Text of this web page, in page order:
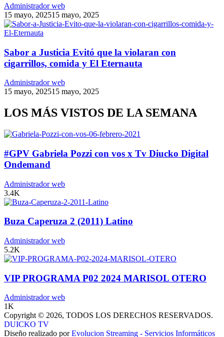
Administrador web
15 mayo, 202515 mayo, 2025
Sabor a Justicia Evitó que la violaran con
cigarrillos, comida y El Eternauta
Administrador web
15 mayo, 202515 mayo, 2025
LOS MÁS VISTOS DE LA SEMANA
#GPV Gabriela Pozzi con vos x Tv Diucko Digital
Ondemand
Administrador web
3.4K
Buza Caperuza 2 (2011) Latino
Administrador web
5.2K
VIP PROGRAMA P02 2024 MARISOL OTERO
Administrador web
1K
Copyright © 2026, TODOS LOS DERECHOS RESERVADOS.
DUICKO TV
Diseño realizado porEvolucion Streaming - Servicios Informáticos